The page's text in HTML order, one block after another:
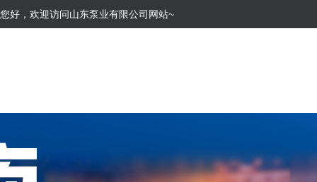
您好，欢迎访问山东泵业有限公司网站~